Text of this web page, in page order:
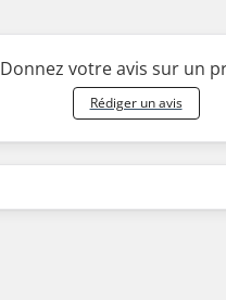
Donnez votre avis sur un
Rédiger un avis